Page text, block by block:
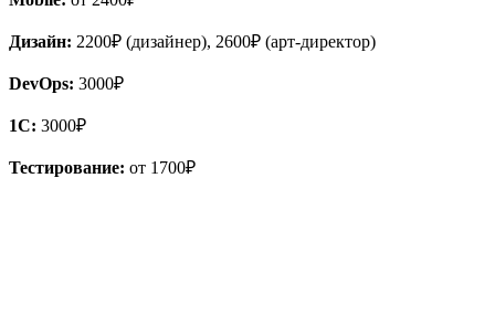
Дизайн: 2200₽ (дизайнер), 2600₽ (арт-директор)
DevOps: 3000₽
1С: 3000₽
Тестирование: от 1700₽